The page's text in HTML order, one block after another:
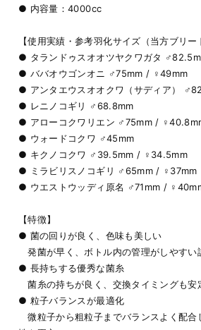
● 内容量：4000cc
【使用実績・参考羽化サイズ（当方ブリー
● タランドゥスオオツヤクワガタ
● ババオウゴンオニ ♂75mm / ♀49mm
● アンタエウスオオクワ（サディア）
● レニノコギリ ♂68.8mm
● アローコクワリエン ♂75mm /
● ウォードコクワ ♂45mm
● キクノコクワ ♂39.5mm / ♀34.5mm
● ミラビリスノコギリ ♂65mm / ♀37mm
● ウエストウッディ原名 ♂71mm /
【特徴】
● 菌の回りが良く、色味も美しい
発菌が早く、ボトル内の管理がしやすい
● 長持ちする優秀な菌糸
菌糸の持ちが良く、交換タイミングも安
● 粒子バランスが最適化
微粒子から粗粒子までバランスよく配合